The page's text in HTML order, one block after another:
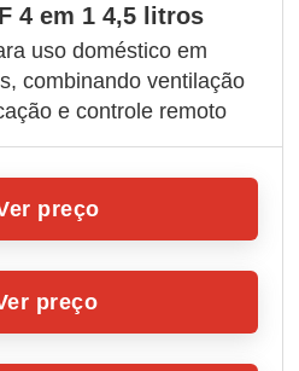
4 em 1 4,5 litros
uso doméstico em
combinando ventilação
e controle remoto
preço
preço